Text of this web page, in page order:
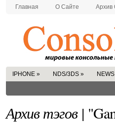
Главная О Сайте Архив
IPHONE » NDS/3DS » NEWS
Архив тэгов |